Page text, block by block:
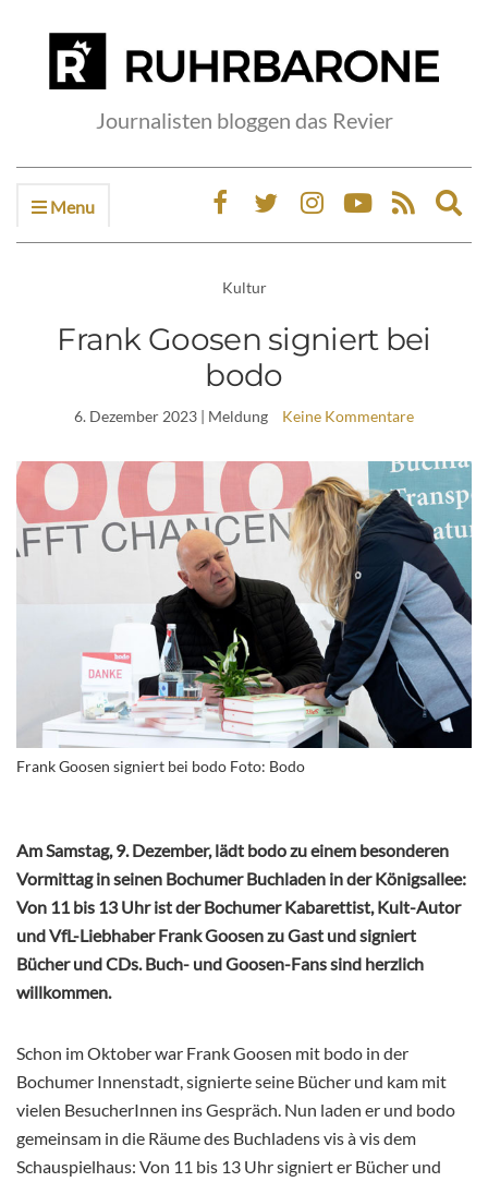
Journalisten bloggen das Revier
Menu
Kultur
Frank Goosen signiert bei
bodo
6. Dezember 2023 | Meldung Keine Kommentare
Frank Goosen signiert bei bodo Foto: Bodo
Am Samstag, 9. Dezember, lädt bodo zu einem besonderen
Vormittag in seinen Bochumer Buchladen in der Königsallee:
Von 11 bis 13 Uhr ist der Bochumer Kabarettist, Kult-Autor
und VfL-Liebhaber Frank Goosen zu Gast und signiert
Bücher und CDs. Buch- und Goosen-Fans sind herzlich
willkommen.
Schon im Oktober war Frank Goosen mit bodo in der
Bochumer Innenstadt, signierte seine Bücher und kam mit
vielen BesucherInnen ins Gespräch. Nun laden er und bodo
gemeinsam in die Räume des Buchladens vis à vis dem
Schauspielhaus: Von 11 bis 13 Uhr signiert er Bücher und